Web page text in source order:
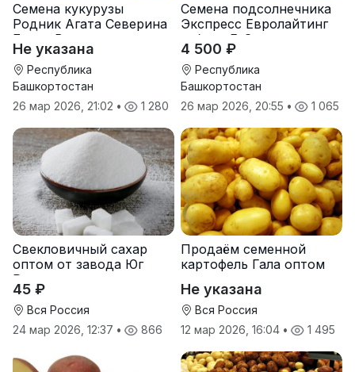
Семена кукурузы
Родник Агата Северина
Берта Вилора
Прохладненский Дарина
Росс Машук Катерина
Не указана
Республика
Башкортостан
26 мар 2026, 21:02 • 1 280
Семена подсолнечника
Экспресс Евролайтинг
гибрид F-G+
4 500 ₽
Республика
Башкортостан
26 мар 2026, 20:55 • 1 065
Свекловичный сахар
оптом от завода Юг
Руси
45 ₽
Вся Россия
24 мар 2026, 12:37 • 866
Продаём семенной
картофель Гала оптом
Не указана
Вся Россия
12 мар 2026, 16:04 • 1 495